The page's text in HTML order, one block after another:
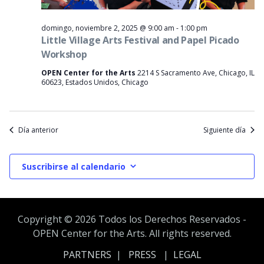
Little Village Arts Festival and Papel Picado
Workshop
domingo, noviembre 2, 2025 @ 9:00 am - 1:00 pm
OPEN Center for the Arts 2214 S Sacramento Ave, Chicago, IL
60623, Estados Unidos, Chicago
Día anterior Siguiente día
Suscribirse al calendario
Copyright © 2026 Todos los Derechos Reservados -
OPEN Center for the Arts. All rights reserved.
PARTNERS | PRESS | LEGAL